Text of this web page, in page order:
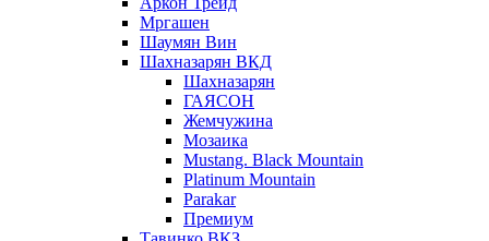
Мргашен
Шаумян Вин
Шахназарян ВКД
Шахназарян
ГАЯСОН
Жемчужина
Мозаика
Mustang. Black Mountain
Platinum Mountain
Parakar
Премиум